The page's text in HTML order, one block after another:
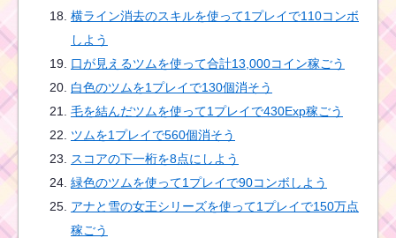
横ライン消去のスキルを使って1プレイで110コンボ
しよう
口が見えるツムを使って合計13,000コイン稼ごう
白色のツムを1プレイで130個消そう
毛を結んだツムを使って1プレイで430Exp稼ごう
ツムを1プレイで560個消そう
スコアの下一桁を8点にしよう
緑色のツムを使って1プレイで90コンボしよう
アナと雪の女王シリーズを使って1プレイで150万点
稼ごう